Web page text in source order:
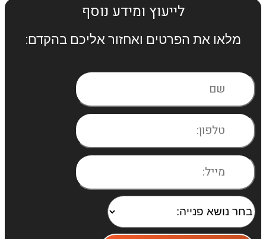
לייעוץ ומידע נוסף
מלאו את הפרטים ואחזור אליכם בהקדם:​